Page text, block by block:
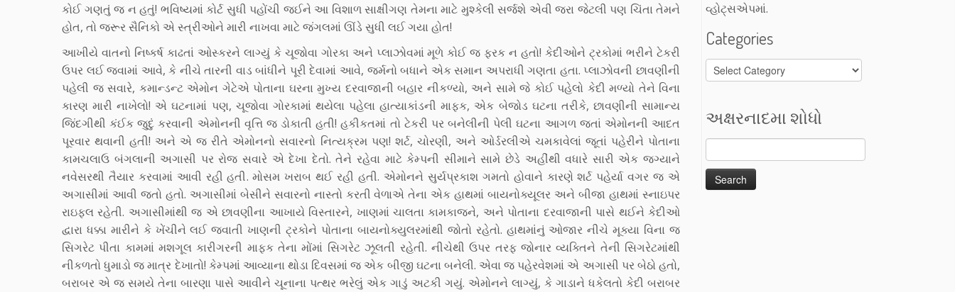
કોઈ ગણતું જ ન હતું! ભવિષ્યમાં કોર્ટ સુધી પહોંચી જઈને આ વિશાળ સાક્ષીગણ તેમના માટે મુશ્કેલી સર્જશે એવી જરા જેટલી પણ ચિંતા તેમને
હોત, તો જરૂર સૈનિકો એ સ્ત્રીઓને મારી નાખવા માટે જંગલમાં ઊંડે સુધી લઈ ગયા હોત!
આખીયે વાતનો નિષ્કર્ષ કાઢતાં ઓસ્કરને લાગ્યું કે ચૂજોવા ગોરકા અને પ્લાઝોવમાં મૂળે કોઈ જ ફરક ન હતો! કેદીઓને ટ્રકોમાં ભરીને ટેકરી
ઉપર લઈ જવામાં આવે, કે નીચે તારની વાડ બાંધીને પૂરી દેવામાં આવે, જર્મનો બધાને એક સમાન અપરાધી ગણતા હતા. પ્લાઝોવની છાવણીની
પહેલી જ સવારે, કમાન્ડન્ટ એમોન ગેટેએ પોતાના ઘરના મુખ્ય દરવાજાની બહાર નીકળ્યો, અને સામે જે કોઈ પહેલો કેદી મળ્યો તેને વિના
કારણ મારી નાખેલો! એ ઘટનામાં પણ, ચૂજોવા ગોરકામાં થયેલા પહેલા હાત્યાકાંડની માફક, એક બેજોડ ઘટના તરીકે, છાવણીની સામાન્ય
જિંદગીથી કંઈક જુદું કરવાની એમોનની વૃત્તિ જ ડોકાતી હતી! હકીકતમાં તો ટેકરી પર બનેલીની પેલી ઘટના આગળ જતાં એમોનની આદત
પૂરવાર થવાની હતી! અને એ જ રીતે એમોનનો સવારનો નિત્યક્રમ પણ! શર્ટ, ચોરણી, અને ઓર્ડરલીએ ચમકાવેલાં જૂતાં પહેરીને પોતાના
કામચલાઉ બંગલાની અગાસી પર રોજ સવારે એ દેખા દેતો. તેને રહેવા માટે કેમ્પની સીમાને સામે છેડે અહીંથી વધારે સારી એક જગ્યાને
નવેસરથી તૈયાર કરવામાં આવી રહી હતી. મોસમ ખરાબ થઈ રહી હતી. એમોનને સુર્યપ્રકાશ ગમતો હોવાને કારણે શર્ટ પહેર્યા વગર જ એ
અગાસીમાં આવી જતો હતો. અગાસીમાં બેસીને સવારનો નાસ્તો કરતી વેળાએ તેના એક હાથમાં બાયનોક્યૂલર અને બીજા હાથમાં સ્નાઇપર
રાઇફલ રહેતી. અગાસીમાંથી જ એ છાવણીના આખાયે વિસ્તારને, ખાણમાં ચાલતા કામકાજને, અને પોતાના દરવાજાની પાસે થઈને કેદીઓ
દ્વારા ધક્કા મારીને કે ખેંચીને લઈ જવાતી ખાણની ટ્રકોને પોતાના બાયનોક્યુલરમાંથી જોતો રહેતો. હાથમાંનું ઓજાર નીચે મૂક્યા વિના જ
સિગરેટ પીતા કામમાં મશગૂલ કારીગરની માફક તેના મોંમાં સિગરેટ ઝૂલતી રહેતી. નીચેથી ઉપર તરફ જોનાર વ્યક્તિને તેની સિગરેટમાંથી
નીકળતો ધુમાડો જ માત્ર દેખાતો! કેમ્પમાં આવ્યાના થોડા દિવસમાં જ એક બીજી ઘટના બનેલી. એવા જ પહેરવેશમાં એ અગાસી પર બેઠો હતો,
બરાબર એ જ સમયે તેના બારણા પાસે આવીને ચૂનાના પત્થર ભરેલું એક ગાડું અટકી ગયું. એમોનને લાગ્યું, કે ગાડાને ધકેલતો કેદી બરાબર
વ્હોટ્સએપમાં.
Categories
Categories
અક્ષરનાદમા શોધો